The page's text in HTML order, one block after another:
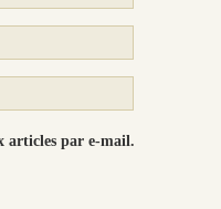
articles par e-mail.